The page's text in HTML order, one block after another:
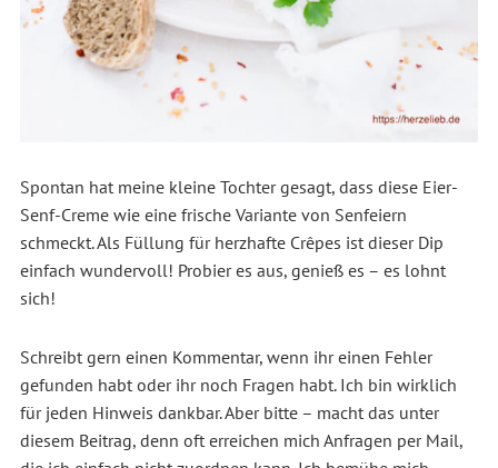
Spontan hat meine kleine Tochter gesagt, dass diese Eier-
Senf-Creme wie eine frische Variante von Senfeiern
schmeckt. Als Füllung für herzhafte Crêpes ist dieser Dip
einfach wundervoll! Probier es aus, genieß es – es lohnt
sich!
Schreibt gern einen Kommentar, wenn ihr einen Fehler
gefunden habt oder ihr noch Fragen habt. Ich bin wirklich
für jeden Hinweis dankbar. Aber bitte – macht das unter
diesem Beitrag, denn oft erreichen mich Anfragen per Mail,